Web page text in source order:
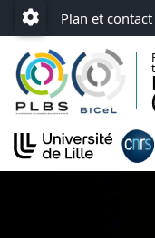
Accéder au menu
Accéder au contenu
Paramétrage
Plan et contact